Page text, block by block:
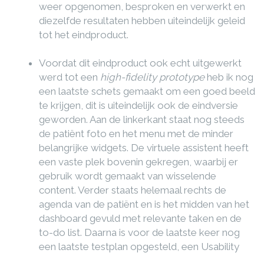
weer opgenomen, besproken en verwerkt en
diezelfde resultaten hebben uiteindelijk geleid
tot het eindproduct.
Voordat dit eindproduct ook echt uitgewerkt
werd tot een high-fidelity prototypeheb ik nog
een laatste schets gemaakt om een goed beeld
te krijgen, dit is uiteindelijk ook de eindversie
geworden. Aan de linkerkant staat nog steeds
de patiënt foto en het menu met de minder
belangrijke widgets. De virtuele assistent heeft
een vaste plek bovenin gekregen, waarbij er
gebruik wordt gemaakt van wisselende
content. Verder staats helemaal rechts de
agenda van de patiënt en is het midden van het
dashboard gevuld met relevante taken en de
to-do list. Daarna is voor de laatste keer nog
een laatste testplan opgesteld, een Usability